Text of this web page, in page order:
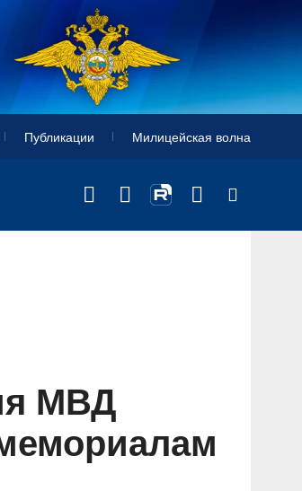
Публикации Милицейская волна
МВД